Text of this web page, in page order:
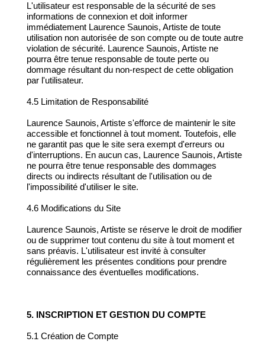
L'utilisateur est responsable de la sécurité de ses
informations de connexion et doit informer
immédiatement Laurence Saunois, Artiste de toute
utilisation non autorisée de son compte ou de toute autre
violation de sécurité. Laurence Saunois, Artiste ne
pourra être tenue responsable de toute perte ou
dommage résultant du non-respect de cette obligation
par l'utilisateur.
4.5 Limitation de Responsabilité
Laurence Saunois, Artiste s'efforce de maintenir le site
accessible et fonctionnel à tout moment. Toutefois, elle
ne garantit pas que le site sera exempt d'erreurs ou
d'interruptions. En aucun cas, Laurence Saunois, Artiste
ne pourra être tenue responsable des dommages
directs ou indirects résultant de l'utilisation ou de
l'impossibilité d'utiliser le site.
4.6 Modifications du Site
Laurence Saunois, Artiste se réserve le droit de modifier
ou de supprimer tout contenu du site à tout moment et
sans préavis. L'utilisateur est invité à consulter
régulièrement les présentes conditions pour prendre
connaissance des éventuelles modifications.
5. INSCRIPTION ET GESTION DU COMPTE
5.1 Création de Compte